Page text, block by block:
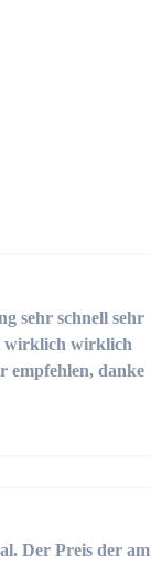
sehr schnell sehr
wirklich wirklich
empfehlen, danke
Der Preis der am